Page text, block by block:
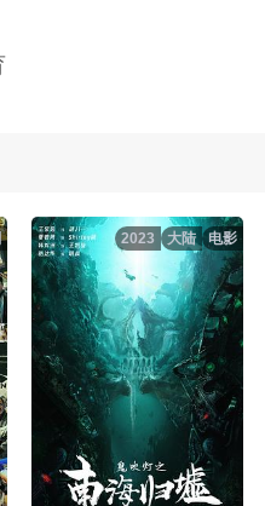
电影
大陆
2023